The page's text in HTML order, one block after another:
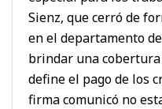
Sienz, que cerró de
en el departamento de
brindar una
define el pago de los
firma comunicó no